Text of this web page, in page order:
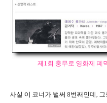
제1회 충무로 영화제 폐
사실 이 코너가 벌써 8번째인데,